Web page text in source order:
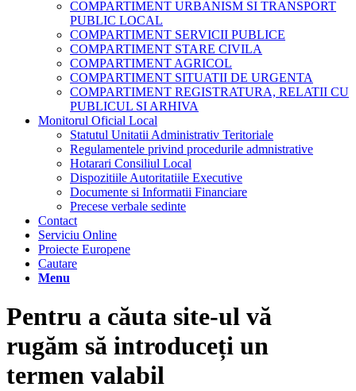
COMPARTIMENT URBANISM SI TRANSPORT
PUBLIC LOCAL
COMPARTIMENT SERVICII PUBLICE
COMPARTIMENT STARE CIVILA
COMPARTIMENT AGRICOL
COMPARTIMENT SITUATII DE URGENTA
COMPARTIMENT REGISTRATURA, RELATII CU
PUBLICUL SI ARHIVA
Monitorul Oficial Local
Statutul Unitatii Administrativ Teritoriale
Regulamentele privind procedurile admnistrative
Hotarari Consiliul Local
Dispozitiile Autoritatiile Executive
Documente si Informatii Financiare
Precese verbale sedinte
Contact
Serviciu Online
Proiecte Europene
Cautare
Menu
Pentru a căuta site-ul vă
rugăm să introduceți un
termen valabil